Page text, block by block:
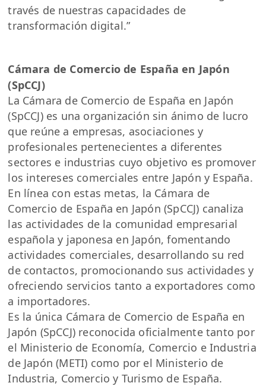
través de nuestras capacidades de
transformación digital.”
Cámara de Comercio de España en Japón
(SpCCJ)
La Cámara de Comercio de España en Japón
(SpCCJ) es una organización sin ánimo de lucro
que reúne a empresas, asociaciones y
profesionales pertenecientes a diferentes
sectores e industrias cuyo objetivo es promover
los intereses comerciales entre Japón y España.
En línea con estas metas, la Cámara de
Comercio de España en Japón (SpCCJ) canaliza
las actividades de la comunidad empresarial
española y japonesa en Japón, fomentando
actividades comerciales, desarrollando su red
de contactos, promocionando sus actividades y
ofreciendo servicios tanto a exportadores como
a importadores.
Es la única Cámara de Comercio de España en
Japón (SpCCJ) reconocida oficialmente tanto por
el Ministerio de Economía, Comercio e Industria
de Japón (METI) como por el Ministerio de
Industria, Comercio y Turismo de España.